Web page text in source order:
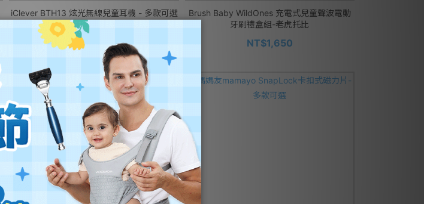
iClever BTH13 炫光無線兒童耳機 - 多款可選
NT$1,480
Brush Baby WildOnes 充電式兒童聲波電動
牙刷禮盒組-老虎托比
NT$1,650